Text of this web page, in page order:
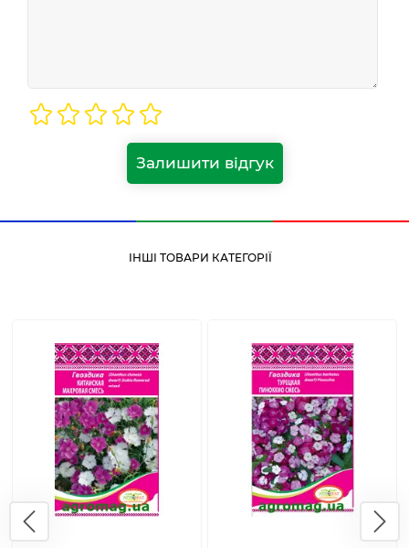
Залишити відгук
ІНШІ ТОВАРИ КАТЕГОРІЇ